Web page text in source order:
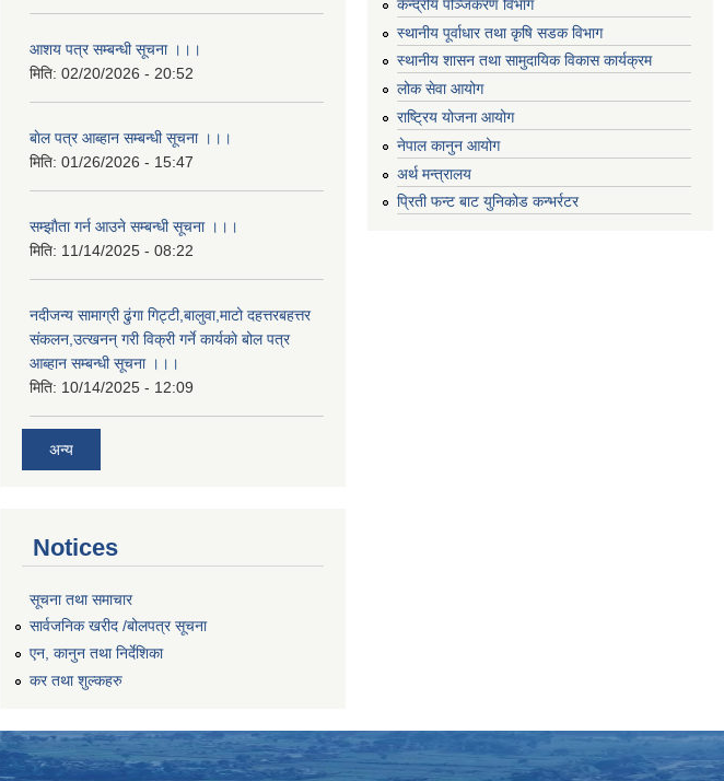
आशय पत्र सम्बन्धी सूचना ।।।
मिति: 02/20/2026 - 20:52
बाेल पत्र आब्हान सम्बन्धी सूचना ।।।
मिति: 01/26/2026 - 15:47
सम्झाैता गर्न आउने सम्बन्धी सूचना ।।।
मिति: 11/14/2025 - 08:22
नदीजन्य सामाग्री ढुंगा गिट्टी,बालुवा,माटो दहत्तरबहत्तर
संकलन,उत्खनन् गरी विक्री गर्ने कार्यकाे बोल पत्र
आब्हान सम्बन्धी सूचना ।।।
मिति: 10/14/2025 - 12:09
अन्य
केन्द्रीय पञ्जिकरण विभाग
स्थानीय पूर्वाधार तथा कृषि सडक विभाग
स्थानीय शासन तथा सामुदायिक विकास कार्यक्रम
लोक सेवा आयोग
राष्ट्रिय योजना आयोग
नेपाल कानुन आयोग
अर्थ मन्त्रालय
प्रिती फन्ट बाट युनिकोड कन्भर्रटर
Notices
सूचना तथा समाचार
सार्वजनिक खरीद /बोलपत्र सूचना
एन, कानुन तथा निर्देशिका
कर तथा शुल्कहरु